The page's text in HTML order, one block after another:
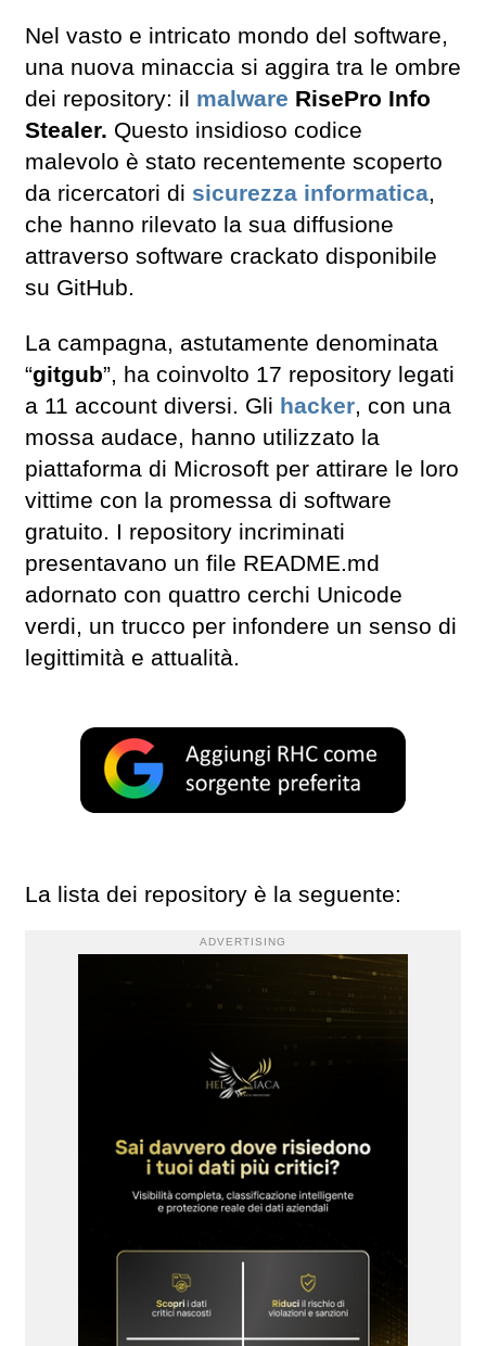
Nel vasto e intricato mondo del software,
una nuova minaccia si aggira tra le ombre
dei repository: il malware RisePro Info
Stealer. Questo insidioso codice
malevolo è stato recentemente scoperto
da ricercatori di sicurezza informatica,
che hanno rilevato la sua diffusione
attraverso software crackato disponibile
su GitHub.
La campagna, astutamente denominata
“gitgub”, ha coinvolto 17 repository legati
a 11 account diversi. Gli hacker, con una
mossa audace, hanno utilizzato la
piattaforma di Microsoft per attirare le loro
vittime con la promessa di software
gratuito. I repository incriminati
presentavano un file README.md
adornato con quattro cerchi Unicode
verdi, un trucco per infondere un senso di
legittimità e attualità.
La lista dei repository è la seguente:
ADVERTISING